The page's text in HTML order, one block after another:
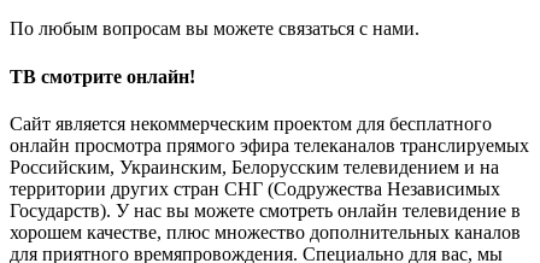
По любым вопросам вы можете связаться с нами.
ТВ смотрите онлайн!
Сайт является некоммерческим проектом для бесплатного
онлайн просмотра прямого эфира телеканалов транслируемых
Российским, Украинским, Белорусским телевидением и на
территории других стран СНГ (Содружества Независимых
Государств). У нас вы можете смотреть онлайн телевидение в
хорошем качестве, плюс множество дополнительных каналов
для приятного времяпровождения. Специально для вас, мы